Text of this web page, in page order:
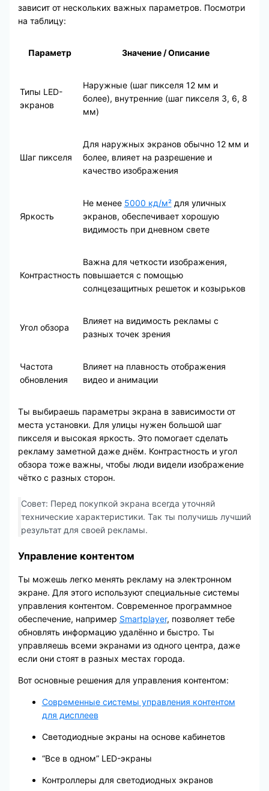
зависит от нескольких важных параметров. Посмотри
на таблицу:
Параметр Значение / Описание
Типы LED-
экранов
Наружные (шаг пикселя 12 мм и
более), внутренние (шаг пикселя 3, 6, 8
мм)
Шаг пикселя
Для наружных экранов обычно 12 мм и
более, влияет на разрешение и
качество изображения
Яркость
Не менее 5000 кд/м²для уличных
экранов, обеспечивает хорошую
видимость при дневном свете
Контрастность
Важна для четкости изображения,
повышается с помощью
солнцезащитных решеток и козырьков
Угол обзора
Влияет на видимость рекламы с
разных точек зрения
Частота
обновления
Влияет на плавность отображения
видео и анимации
Ты выбираешь параметры экрана в зависимости от
места установки. Для улицы нужен большой шаг
пикселя и высокая яркость. Это помогает сделать
рекламу заметной даже днём. Контрастность и угол
обзора тоже важны, чтобы люди видели изображение
чётко с разных сторон.
Совет: Перед покупкой экрана всегда уточняй
технические характеристики. Так ты получишь лучший
результат для своей рекламы.
Управление контентом
Ты можешь легко менять рекламу на электронном
экране. Для этого используют специальные системы
управления контентом. Современное программное
обеспечение, например Smartplayer, позволяет тебе
обновлять информацию удалённо и быстро. Ты
управляешь всеми экранами из одного центра, даже
если они стоят в разных местах города.
Вот основные решения для управления контентом:
Современные системы управления контентом
для дисплеев
Светодиодные экраны на основе кабинетов
“Все в одном” LED-экраны
Контроллеры для светодиодных экранов